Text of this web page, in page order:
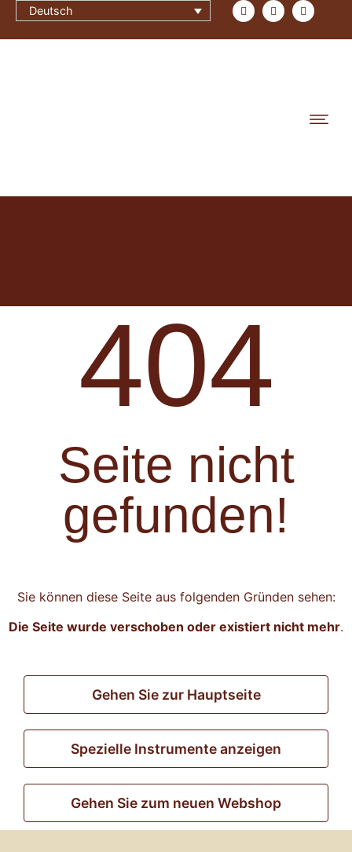
Deutsch
404
Seite nicht
gefunden!
Sie können diese Seite aus folgenden Gründen sehen:
Die Seite wurde verschoben oder existiert nicht mehr.
Gehen Sie zur Hauptseite
Spezielle Instrumente anzeigen
Gehen Sie zum neuen Webshop